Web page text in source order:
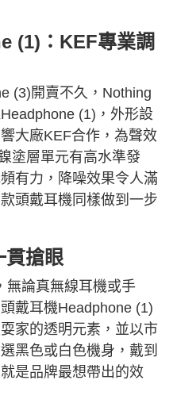
(1)：KEF專業調
(3)開賣不久，Nothing
(1)，外形設
大廠KEF合作，為聲效
塗層單元有高水準發
有力，降噪效果令人滿
頭戴耳機同樣做到一步
貫搶眼
無論真無線耳機或手
戴耳機Headphone (1)
家的透明元素，並以市
黑色或白色機身，戴到
是品牌最想帶出的效